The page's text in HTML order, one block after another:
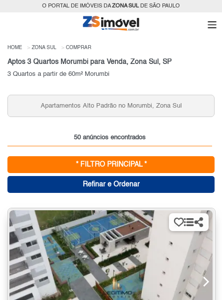
O PORTAL DE IMÓVEIS DAZONA SULDE SÃO PAULO
HOME ZONA SUL COMPRAR
Aptos 3 Quartos Morumbi para Venda, Zona Sul, SP
3 Quartos a partir de 60m² Morumbi
Apartamentos Alto Padrão no Morumbi, Zona Sul
50 anúncios encontrados
* FILTRO PRINCIPAL *
Refinar e Ordenar